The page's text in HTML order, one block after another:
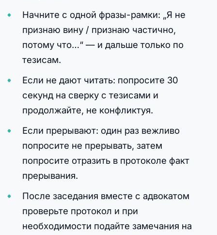
Начните с одной фразы-рамки: „Я не
признаю вину / признаю частично,
потому что…“ — и дальше только по
тезисам.
Если не дают читать: попросите 30
секунд на сверку с тезисами и
продолжайте, не конфликтуя.
Если прерывают: один раз вежливо
попросите не прерывать, затем
попросите отразить в протоколе факт
прерывания.
После заседания вместе с адвокатом
проверьте протокол и при
необходимости подайте замечания на